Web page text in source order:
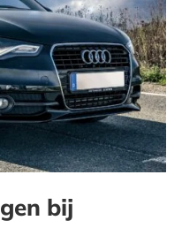
(NAP)
keuring (APK)
auto
bij